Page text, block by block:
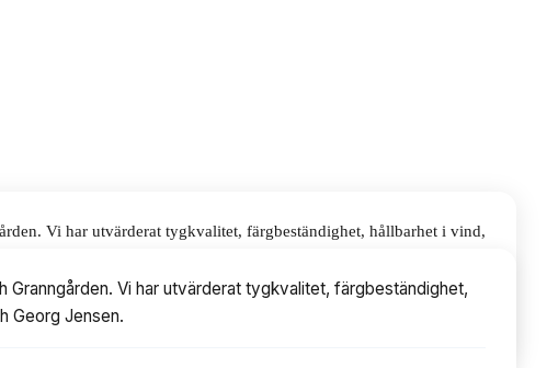
Vi har utvärderat tygkvalitet, färgbeständighet, hållbarhet i vind,
Granngården. Vi har utvärderat tygkvalitet, färgbeständighet,
Georg Jensen.